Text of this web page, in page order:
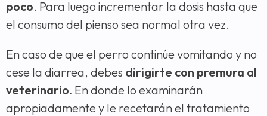
poco. Para luego incrementar la dosis hasta que
el consumo del pienso sea normal otra vez.
En caso de que el perro continúe vomitando y no
cese la diarrea, debes dirigirte con premura al
veterinario. En donde lo examinarán
apropiadamente y le recetarán el tratamiento